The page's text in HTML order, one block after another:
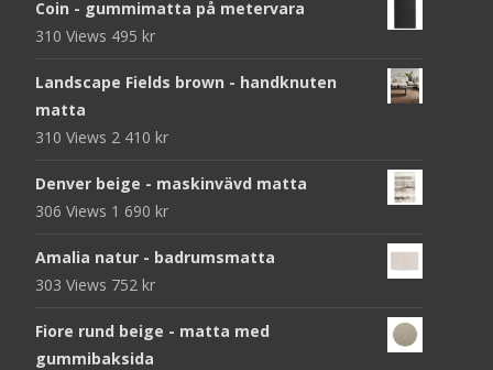
Coin - gummimatta på metervara
310 Views 495 kr
Landscape Fields brown - handknuten
matta
310 Views 2 410 kr
Denver beige - maskinvävd matta
306 Views 1 690 kr
Amalia natur - badrumsmatta
303 Views 752 kr
Fiore rund beige - matta med
gummibaksida